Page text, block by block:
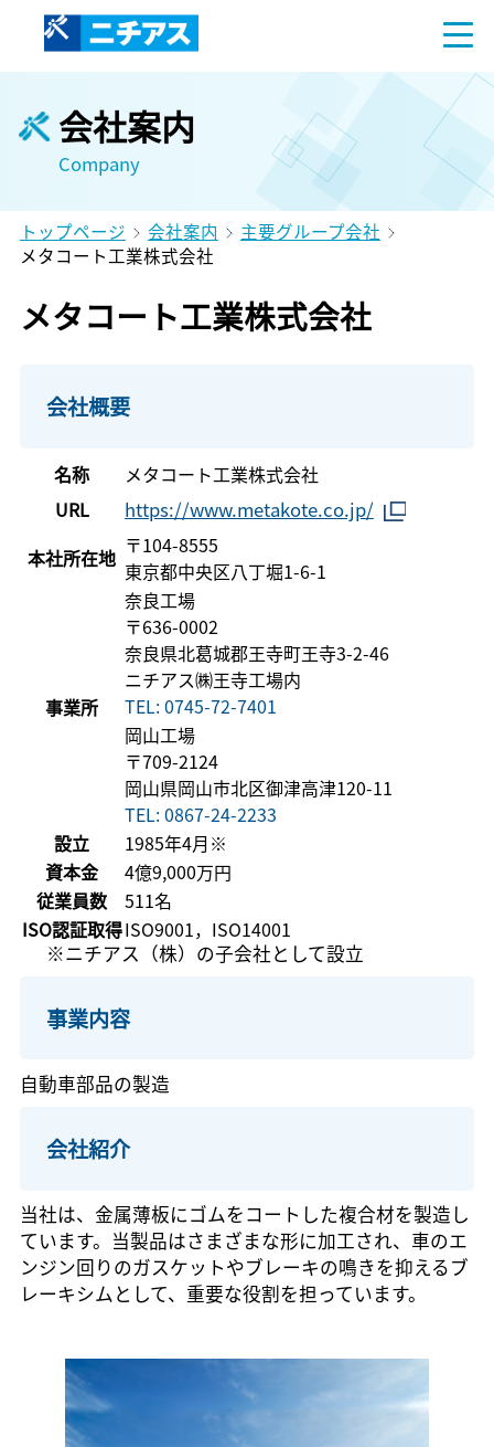
会社案内
Company
トップページ 会社案内
主要グループ会社
メタコート工業株式会社
メタコート工業株式会社
会社概要
名称
メタコート工業株式会社
URL
https://www.metakote.co.jp/
本社所在地 〒104-8555
東京都中央区八丁堀1-6-1
事業所
奈良工場
〒636-0002
奈良県北葛城郡王寺町王寺3-2-46
ニチアス㈱王寺工場内
TEL: 0745-72-7401
岡山工場
〒709-2124
岡山県岡山市北区御津高津120-11
TEL: 0867-24-2233
設立
1985年4月※
資本金
4億9,000万円
従業員数
511名
ISO認証取得ISO9001，ISO14001
※ニチアス（株）の子会社として設立
事業内容
自動車部品の製造
会社紹介
当社は、金属薄板にゴムをコートした複合材を製造し
ています。当製品はさまざまな形に加工され、車のエ
ンジン回りのガスケットやブレーキの鳴きを抑えるブ
レーキシムとして、重要な役割を担っています。